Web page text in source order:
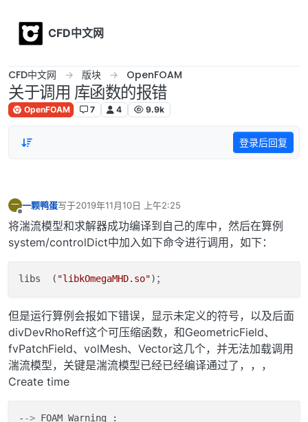
CFD中文网
CFD中文网 版块 OpenFOAM
关于调用 库函数的报错
OpenFOAM 7 4 9.9k
登录后回复
一
离线
一颗鸭蛋写于2019年11月10日 上午2:25
最后由 编辑
将湍流模型和求解器成功编译到自己的库中，然后在算例
system/controlDict中加入如下命令进行调用，如下：
libs  ( "libkOmegaMHD.so"
但是运行算例会报如下错误，显示未定义的符号，以及后面
divDevRhoReff这个可压缩函数，和GeometricField、
fvPatchField、volMesh、Vector这几个，并无法加载调用
湍流模型，关键是湍流模型已经已经编译通过了，，，
Create time
- ->